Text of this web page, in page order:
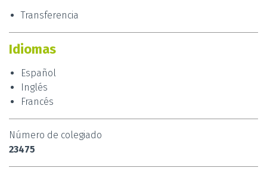
Transferencia
Idiomas
Español
Inglés
Francés
Número de colegiado
23475